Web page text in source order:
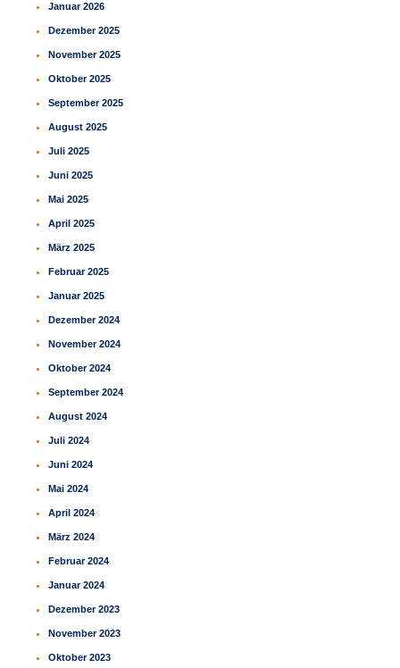
Januar 2026
Dezember 2025
November 2025
Oktober 2025
September 2025
August 2025
Juli 2025
Juni 2025
Mai 2025
April 2025
März 2025
Februar 2025
Januar 2025
Dezember 2024
November 2024
Oktober 2024
September 2024
August 2024
Juli 2024
Juni 2024
Mai 2024
April 2024
März 2024
Februar 2024
Januar 2024
Dezember 2023
November 2023
Oktober 2023